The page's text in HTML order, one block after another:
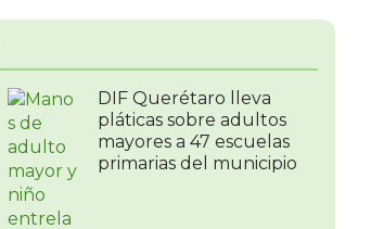
DIF Querétaro lleva
pláticas sobre adultos
mayores a 47 escuelas
primarias del municipio